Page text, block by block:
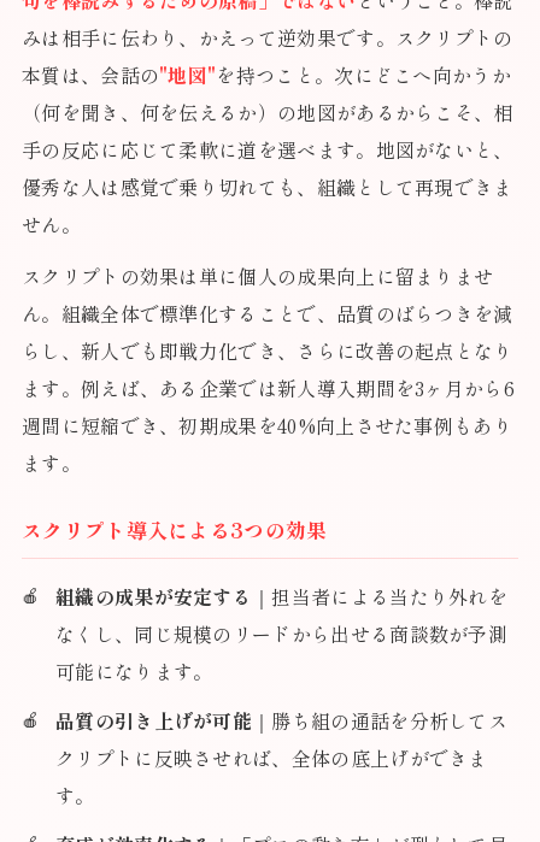
みは相手に伝わり、かえって逆効果です。スクリプトの
本質は、会話の"地図"を持つこと。次にどこへ向かうか
（何を聞き、何を伝えるか）の地図があるからこそ、相
手の反応に応じて柔軟に道を選べます。地図がないと、
優秀な人は感覚で乗り切れても、組織として再現できま
せん。
スクリプトの効果は単に個人の成果向上に留まりませ
ん。組織全体で標準化することで、品質のばらつきを減
らし、新人でも即戦力化でき、さらに改善の起点となり
ます。例えば、ある企業では新人導入期間を3ヶ月から6
週間に短縮でき、初期成果を40%向上させた事例もあり
ます。
スクリプト導入による3つの効果
組織の成果が安定する ｜担当者による当たり外れを
なくし、同じ規模のリードから出せる商談数が予測
可能になります。
品質の引き上げが可能 ｜勝ち組の通話を分析してス
クリプトに反映させれば、全体の底上げができま
す。